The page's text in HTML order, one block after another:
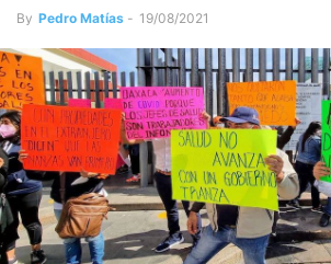
By Pedro Matías - 19/08/2021